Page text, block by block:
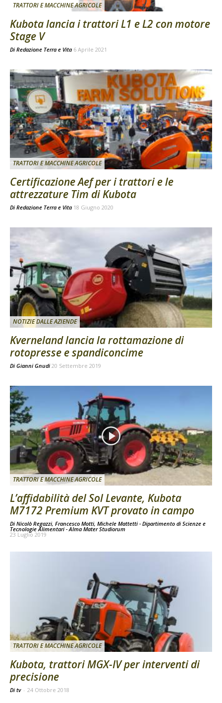
TRATTORI E MACCHINE AGRICOLE
Kubota lancia i trattori L1 e L2 con motore
Stage V
Di Redazione Terra e Vita 6 Aprile 2021
TRATTORI E MACCHINE AGRICOLE
Certificazione Aef per i trattori e le
attrezzature Tim di Kubota
Di Redazione Terra e Vita 18 Giugno 2020
NOTIZIE DALLE AZIENDE
Kverneland lancia la rottamazione di
rotopresse e spandiconcime
Di Gianni Gnudi 20 Settembre 2019
TRATTORI E MACCHINE AGRICOLE
L’affidabilità del Sol Levante, Kubota
M7172 Premium KVT provato in campo
Di Nicolò Regazzi, Francesco Motti, Michele Mattetti - Dipartimento di Scienze e
Tecnologie Alimentari - Alma Mater Studiorum
23 Luglio 2019
TRATTORI E MACCHINE AGRICOLE
Kubota, trattori MGX-IV per interventi di
precisione
Di tv - 24 Ottobre 2018